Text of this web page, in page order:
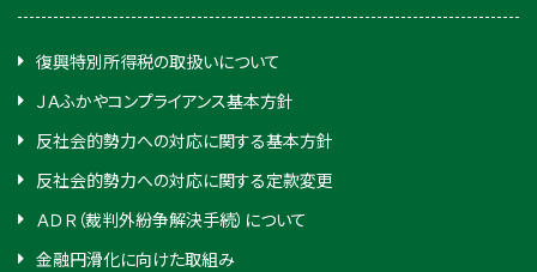
復興特別所得税の取扱いについて
ＪＡふかやコンプライアンス基本方針
反社会的勢力への対応に関する基本方針
反社会的勢力への対応に関する定款変更
ＡＤＲ（裁判外紛争解決手続）について
金融円滑化に向けた取組み